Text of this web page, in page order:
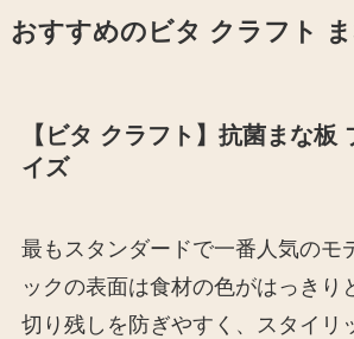
おすすめのビタ クラフト
【ビタ クラフト】抗菌まな板
イズ
最もスタンダードで一番人気のモ
ックの表面は食材の色がはっきり
切り残しを防ぎやすく、スタイリ